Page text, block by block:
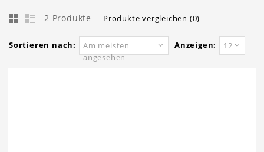
2 Produkte Produkte vergleichen (0)
Sortieren nach:
Am meisten
angesehen
Anzeigen: 12